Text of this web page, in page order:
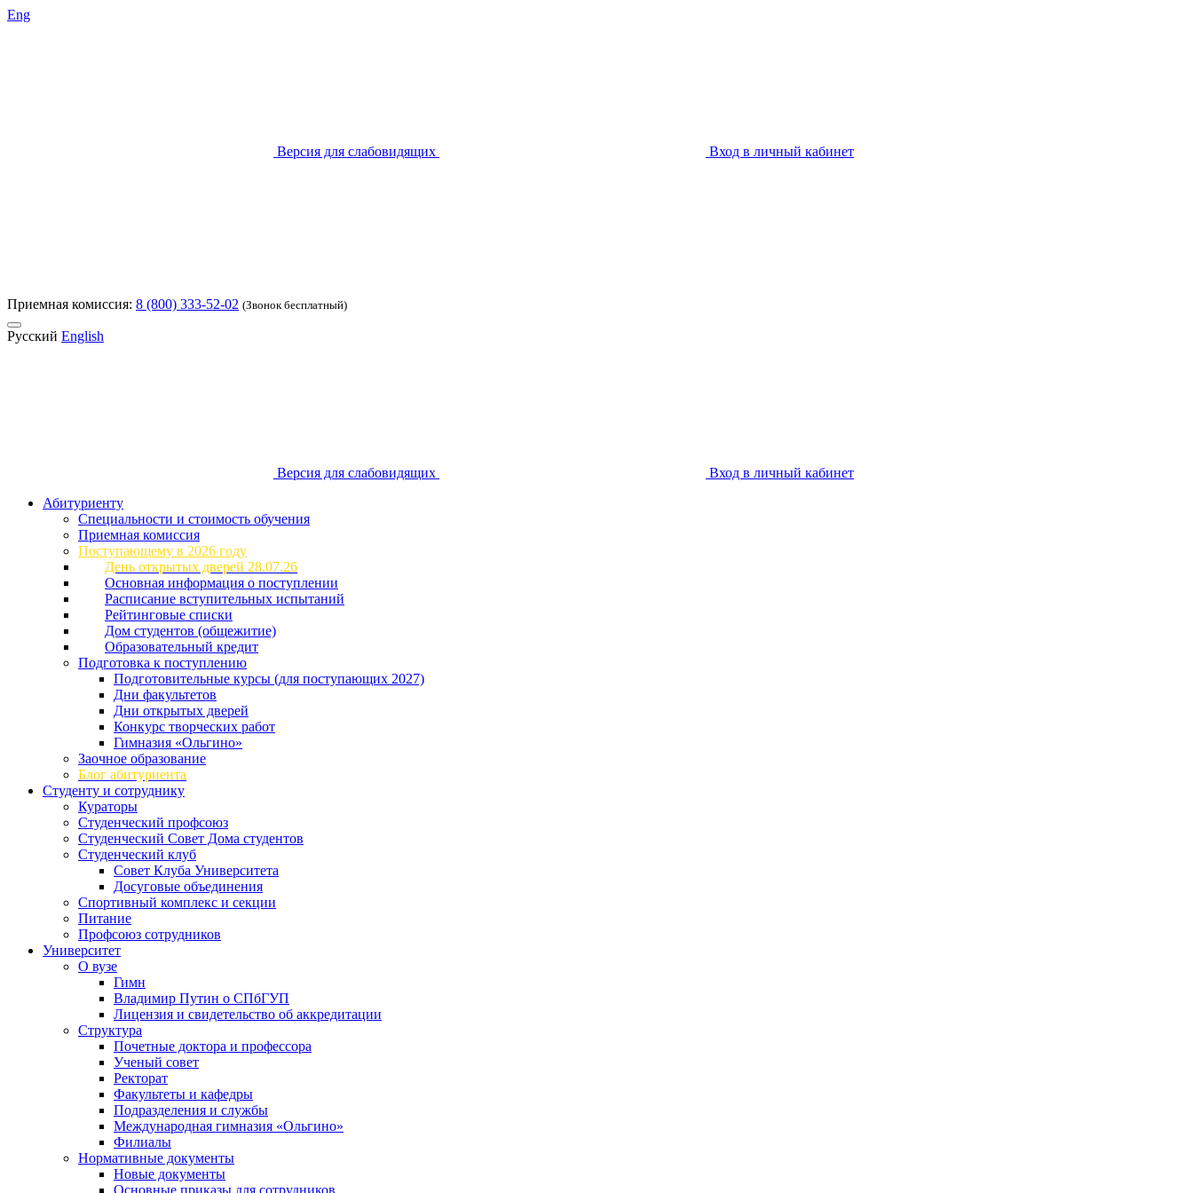
Eng
Версия для слабовидящих Вход в личный кабинет
Приемная комиссия: 8 (800) 333-52-02 (Звонок бесплатный)
Русский English
Версия для слабовидящих
Вход в личный кабинет
Абитуриенту
Специальности и стоимость обучения
Приемная комиссия
Поступающему в 2026 году
День открытых дверей 28.07.26
Основная информация о поступлении
Расписание вступительных испытаний
Рейтинговые списки
Дом студентов (общежитие)
Образовательный кредит
Подготовка к поступлению
Подготовительные курсы (для поступающих 2027)
Дни факультетов
Дни открытых дверей
Конкурс творческих работ
Гимназия «Ольгино»
Заочное образование
Блог абитуриента
Студенту и сотруднику
Кураторы
Студенческий профсоюз
Студенческий Совет Дома студентов
Студенческий клуб
Совет Клуба Университета
Досуговые объединения
Спортивный комплекс и секции
Питание
Профсоюз сотрудников
Университет
О вузе
Гимн
Владимир Путин о СПбГУП
Лицензия и свидетельство об аккредитации
Структура
Почетные доктора и профессора
Ученый совет
Ректорат
Факультеты и кафедры
Подразделения и службы
Международная гимназия «Ольгино»
Филиалы
Нормативные документы
Новые документы
Основные приказы для сотрудников